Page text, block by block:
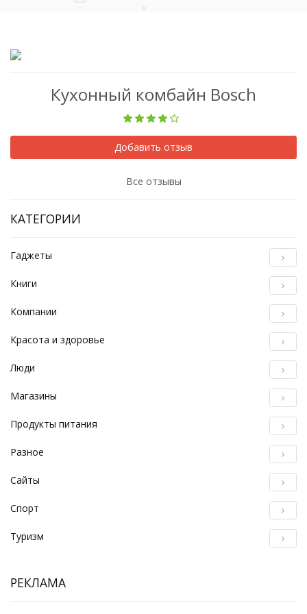
Кухонный комбайн Bosch
Добавить отзыв
Все отзывы
КАТЕГОРИИ
Гаджеты
Книги
Компании
Красота и здоровье
Люди
Магазины
Продукты питания
Разное
Сайты
Спорт
Туризм
РЕКЛАМА